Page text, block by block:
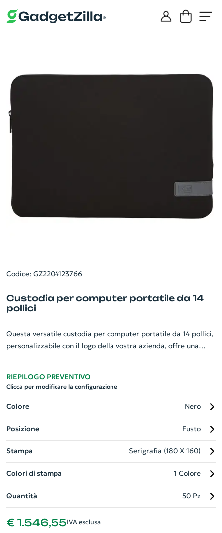
Codice: GZ2204123766
Custodia per computer portatile da 14
pollici
Questa versatile custodia per computer portatile da 14 pollici,
personalizzabile con il logo della vostra azienda, offre una
ulteriore strato protettivo. La patch riflettente sul pannello
dispositivo. Perfetta per tutti i professionisti alla ricerca di
funzionalità ed eleganza in un unico prodotto. Ideale per l'uso
quotidiano o viaggi d'affari.
RIEPILOGO PREVENTIVO
Clicca per modificare la configurazione
Colore Nero
Posizione Fusto
Stampa Serigrafia (180 X 160)
Colori di stampa 1 Colore
Quantità 50 Pz
€ 1.546,55IVA esclusa